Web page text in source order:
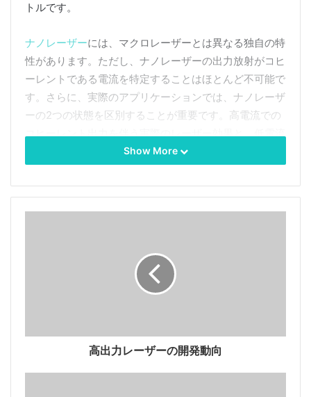
トルです。
ナノレーザーには、マクロレーザーとは異なる独自の特
性があります。ただし、ナノレーザーの出力放射がコヒ
ーレントである電流を特定することはほとんど不可能で
す。さらに、実際のアプリケーションでは、ナノレーザ
ーの2つの状態を区別することが重要です。高電流での
コヒーレント出力を伴う実際のレーザー効果と、低電流
での非コヒーレント出力を伴うLEDのような状態です。
モスクワ物理研究所の研究者は、ナノレーザーをどのよ
うな状況で実際のレーザーと呼ぶことができるかを決定
です。集積光回路では、それらはフォトニック導波路に
基づく新世代の高速相互接続に使用され、CPUおよび
GPUのパフォーマンスが桁違いに向上します。同様
Show More
高出力レーザーの開発動向